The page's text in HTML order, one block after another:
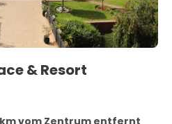
& Resort
vom Zentrum entfernt